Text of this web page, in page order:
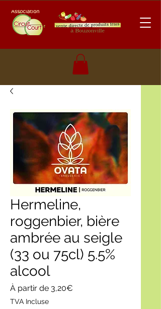
Hermeline,
roggenbier, bière
ambrée au seigle
(33 ou 75cl) 5.5%
alcool
À partir de 3,20€
TVA Incluse